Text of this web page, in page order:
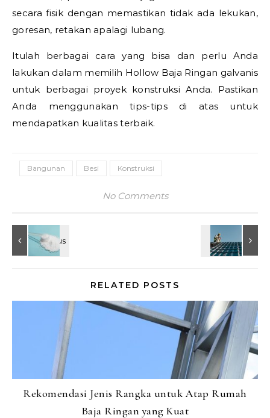
secara fisik dengan memastikan tidak ada lekukan,
goresan, retakan apalagi lubang.
Itulah berbagai cara yang bisa dan perlu Anda
lakukan dalam memilih Hollow Baja Ringan galvanis
untuk berbagai proyek konstruksi Anda. Pastikan
Anda menggunakan tips-tips di atas untuk
mendapatkan kualitas terbaik.
Bangunan Besi Konstruksi
No Comments
RELATED POSTS
Rekomendasi Jenis Rangka untuk Atap Rumah
Baja Ringan yang Kuat